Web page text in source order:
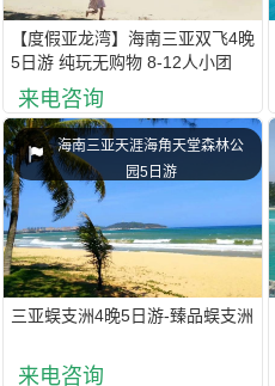
【度假亚龙湾】海南三亚双飞4晚
5日游 纯玩无购物 8-12人小团
来电咨询
海南三亚天涯海角天堂森林公
园5日游
三亚蜈支洲4晚5日游-臻品蜈支洲
来电咨询